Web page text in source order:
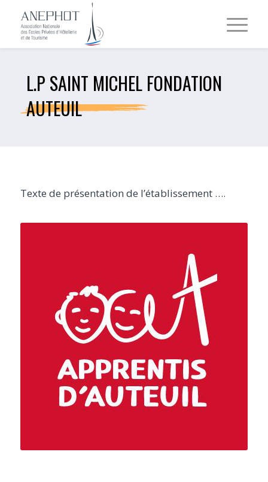
L.P SAINT MICHEL FONDATION
AUTEUIL
Texte de présentation de l’établissement ….